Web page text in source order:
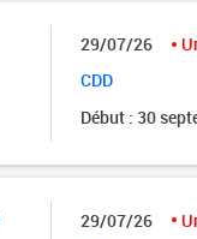
29/07/26
CDD
Début : 30
29/07/26